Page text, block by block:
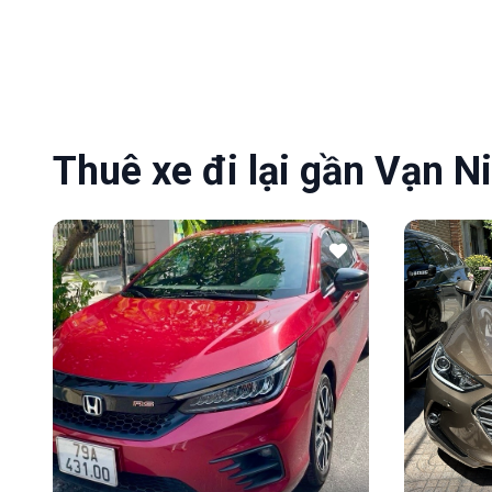
Thuê xe đi lại gần Vạn